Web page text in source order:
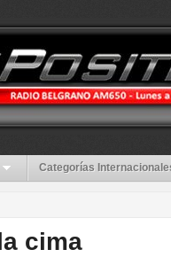
Categorías
cima